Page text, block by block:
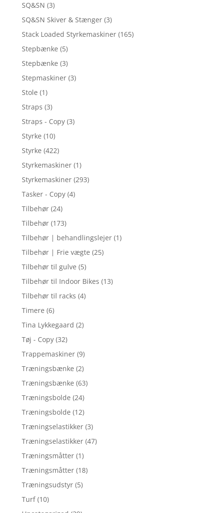
SQ&SN (3)
SQ&SN Skiver & Stænger (3)
Stack Loaded Styrkemaskiner (165)
Stepbænke (5)
Stepbænke (3)
Stepmaskiner (3)
Stole (1)
Straps (3)
Straps - Copy (3)
Styrke (10)
Styrke (422)
Styrkemaskiner (1)
Styrkemaskiner (293)
Tasker - Copy (4)
Tilbehør (24)
Tilbehør (173)
Tilbehør | behandlingslejer (1)
Tilbehør | Frie vægte (25)
Tilbehør til gulve (5)
Tilbehør til Indoor Bikes (13)
Tilbehør til racks (4)
Timere (6)
Tina Lykkegaard (2)
Tøj - Copy (32)
Trappemaskiner (9)
Træningsbænke (2)
Træningsbænke (63)
Træningsbolde (24)
Træningsbolde (12)
Træningselastikker (3)
Træningselastikker (47)
Træningsmåtter (1)
Træningsmåtter (18)
Træningsudstyr (5)
Turf (10)